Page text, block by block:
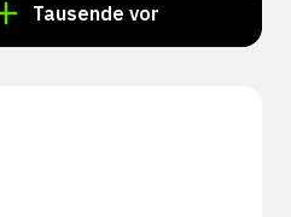
von Artikeln immer auf